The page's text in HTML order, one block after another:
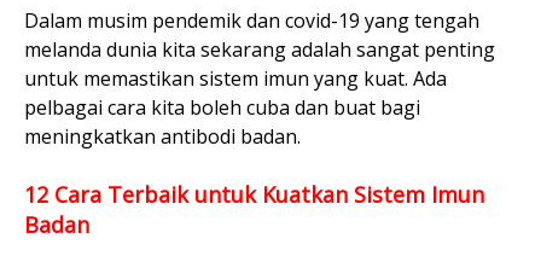
Dalam musim pendemik dan covid-19 yang tengah
melanda dunia kita sekarang adalah sangat penting
untuk memastikan sistem imun yang kuat. Ada
pelbagai cara kita boleh cuba dan buat bagi
meningkatkan antibodi badan.
12 Cara Terbaik untuk Kuatkan Sistem Imun
Badan